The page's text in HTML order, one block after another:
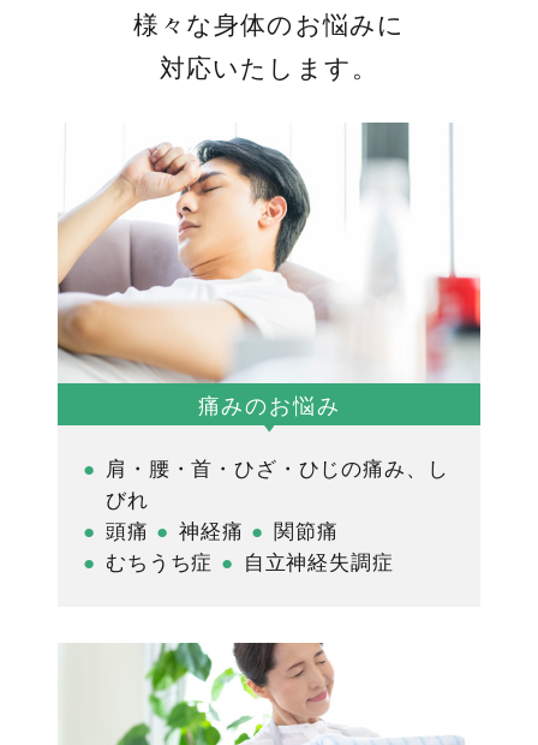
スタッフ紹介 採用情報
様々な身体のお悩みに
対応いたします。
痛みのお悩み
肩・腰・首・ひざ・ひじの痛み、し
びれ
頭痛
神経痛
関節痛
むちうち症
自立神経失調症